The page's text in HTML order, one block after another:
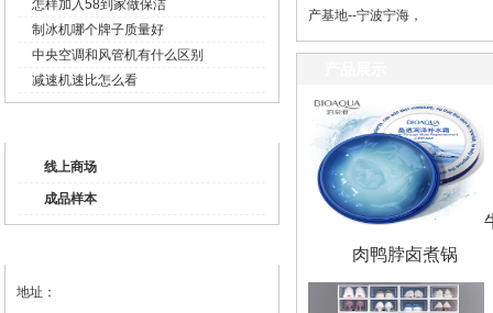
怎样加入58到家做保洁
制冰机哪个牌子质量好
中央空调和风管机有什么区别
减速机速比怎么看
线上商场
成品样本
地址：
产基地--宁波宁海，
肉鸭脖卤煮锅